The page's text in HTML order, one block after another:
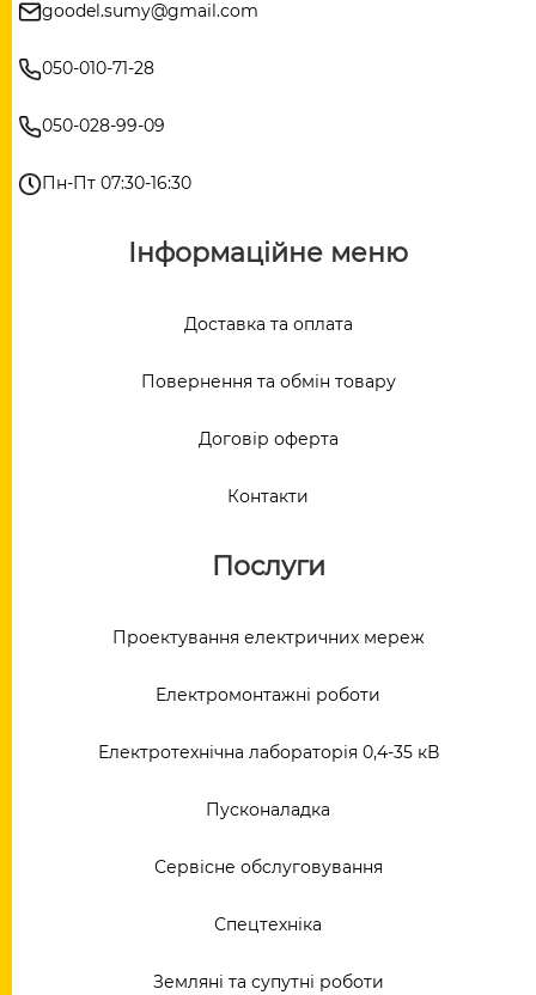
goodel.sumy@gmail.com
050-010-71-28
050-028-99-09
Пн-Пт 07:30-16:30
Інформаційне меню
Доставка та оплата
Повернення та обмін товару
Договір оферта
Контакти
Послуги
Проектування електричних мереж
Електромонтажні роботи
Електротехнічна лабораторія 0,4-35 кВ
Пусконаладка
Сервісне обслуговування
Спецтехніка
Земляні та супутні роботи